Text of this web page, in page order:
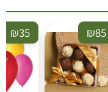
₪85
₪35